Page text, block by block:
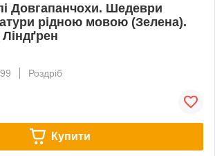
Довгапанчохи. Шедеври
рідною мовою (Зелена).
Роздріб
Купити